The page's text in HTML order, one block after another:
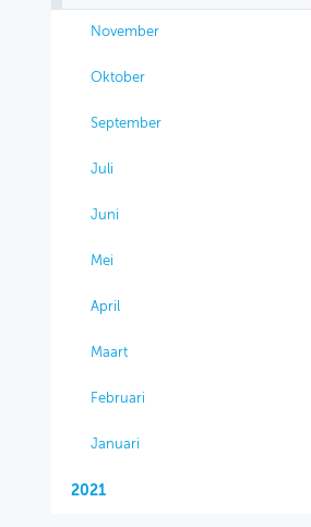
November
Oktober
September
Juli
Juni
Mei
April
Maart
Februari
Januari
2021